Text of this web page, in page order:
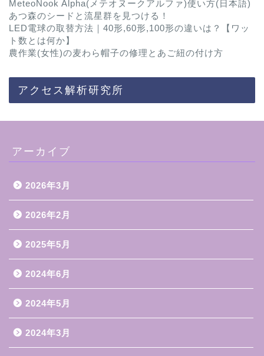
MeteoNook Alpha(メテオヌークアルファ)使い方(日本語)
あつ森のシードと流星群を見つける！
LED電球の取替方法｜40形,60形,100形の違いは？【ワッ
ト数とは何か】
農作業(女性)の麦わら帽子の修理とあご紐の付け方
アクセス解析研究所
アーカイブ
2026年3月
2026年2月
2025年5月
2024年6月
2024年5月
2024年3月